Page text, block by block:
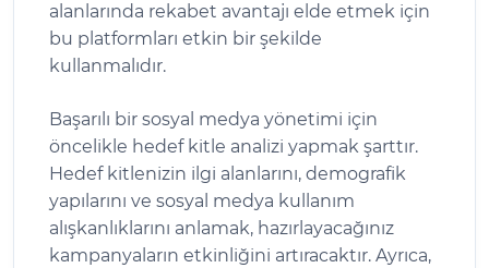
alanlarında rekabet avantajı elde etmek için
bu platformları etkin bir şekilde
kullanmalıdır.
Başarılı bir sosyal medya yönetimi için
öncelikle hedef kitle analizi yapmak şarttır.
Hedef kitlenizin ilgi alanlarını, demografik
yapılarını ve sosyal medya kullanım
alışkanlıklarını anlamak, hazırlayacağınız
kampanyaların etkinliğini artıracaktır. Ayrıca,